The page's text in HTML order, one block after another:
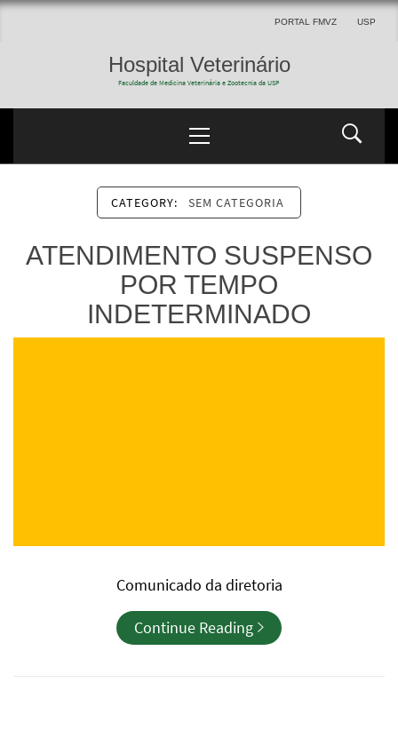
PORTAL FMVZ USP
Hospital Veterinário
Faculdade de Medicina Veterinária e Zootecnia da USP
CATEGORY: SEM CATEGORIA
ATENDIMENTO SUSPENSO
POR TEMPO
INDETERMINADO
Comunicado da diretoria
Continue Reading